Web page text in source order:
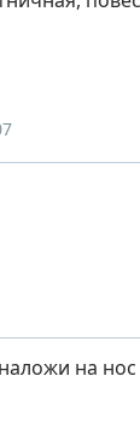
на